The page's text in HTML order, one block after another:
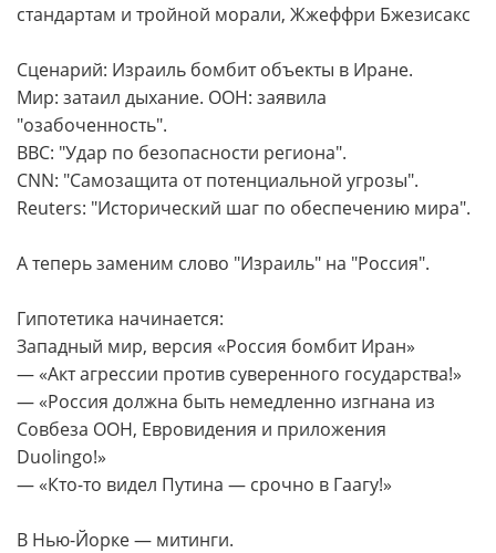
стандартам и тройной морали, Жжеффри Бжезисакс
Сценарий: Израиль бомбит объекты в Иране.
Мир: затаил дыхание. ООН: заявила
"озабоченность".
BBC: "Удар по безопасности региона".
CNN: "Самозащита от потенциальной угрозы".
Reuters: "Исторический шаг по обеспечению мира".
А теперь заменим слово "Израиль" на "Россия".
Гипотетика начинается:
Западный мир, версия «Россия бомбит Иран»
— «Акт агрессии против суверенного государства!»
— «Россия должна быть немедленно изгнана из
Совбеза ООН, Евровидения и приложения
Duolingo!»
— «Кто-то видел Путина — срочно в Гаагу!»
В Нью-Йорке — митинги.